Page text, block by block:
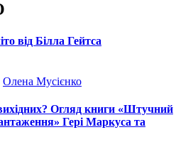
від Білла Гейтса
Олена Мусієнко
Огляд книги «Штучний
Гері Маркуса та